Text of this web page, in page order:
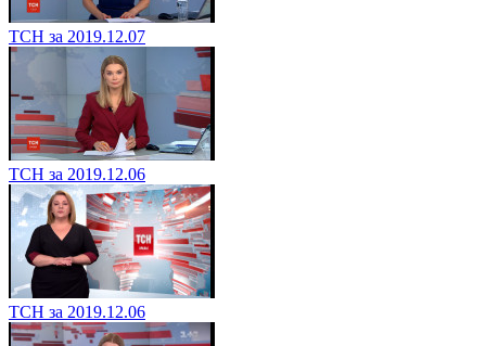
ТСН за 2019.12.07
ТСН за 2019.12.06
ТСН за 2019.12.06